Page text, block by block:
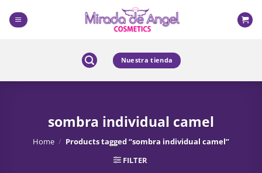
content
Nuestra tienda
sombra individual camel
Home / Products tagged “sombra individual camel”
FILTER